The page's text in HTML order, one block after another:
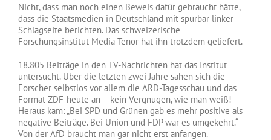
Nicht, dass man noch einen Beweis dafür gebraucht hätte,
dass die Staatsmedien in Deutschland mit spürbar linker
Schlagseite berichten. Das schweizerische
Forschungsinstitut Media Tenor hat ihn trotzdem geliefert.
18.805 Beiträge in den TV-Nachrichten hat das Institut
untersucht. Über die letzten zwei Jahre sahen sich die
Forscher selbstlos vor allem die ARD-Tagesschau und das
Format ZDF-heute an – kein Vergnügen, wie man weiß!
Heraus kam: „Bei SPD und Grünen gab es mehr positive als
negative Beiträge. Bei Union und FDP war es umgekehrt.“
Von der AfD braucht man gar nicht erst anfangen.